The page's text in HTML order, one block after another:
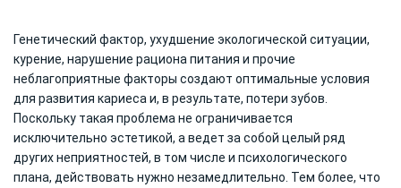
Генетический фактор, ухудшение экологической ситуации,
курение, нарушение рациона питания и прочие
неблагоприятные факторы создают оптимальные условия
для развития кариеса и, в результате, потери зубов.
Поскольку такая проблема не ограничивается
исключительно эстетикой, а ведет за собой целый ряд
других неприятностей, в том числе и психологического
плана, действовать нужно незамедлительно. Тем более, что